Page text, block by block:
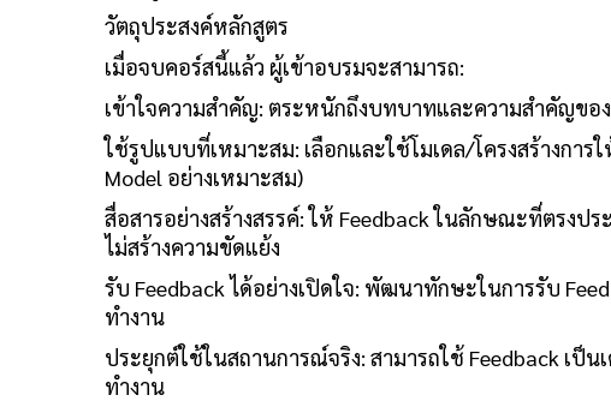
วัตถุประสงค์หลักสูตร
เมื่อจบคอร์สนี้แล้ว ผู้เข้าอบรมจะสามารถ:
เข้าใจความสำคัญ: ตระหนักถึงบทบาทและความสำคัญขอ
ใช้รูปแบบที่เหมาะสม: เลือกและใช้โมเดล/โครงสร้างการ
Model อย่างเหมาะสม)
สื่อสารอย่างสร้างสรรค์: ให้ Feedback ในลักษณะที่ตรงป
ไม่สร้างความขัดแย้ง
รับ Feedback ได้อย่างเปิดใจ: พัฒนาทักษะในการรับ
ทำงาน
ประยุกต์ใช้ในสถานการณ์จริง: สามารถใช้ Feedback เป็
ทำงาน